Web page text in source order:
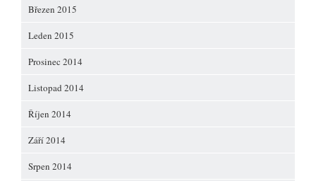
Březen 2015
Leden 2015
Prosinec 2014
Listopad 2014
Říjen 2014
Září 2014
Srpen 2014